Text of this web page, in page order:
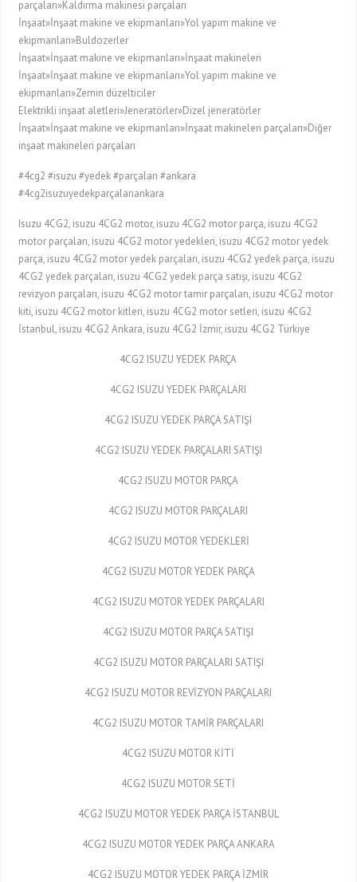
parçaları»Kaldırma makinesi parçaları
İnşaat»İnşaat makine ve ekipmanları»Yol yapım makine ve
ekipmanları»Buldozerler
İnşaat»İnşaat makine ve ekipmanları»İnşaat makineleri
İnşaat»İnşaat makine ve ekipmanları»Yol yapım makine ve
ekipmanları»Zemin düzelticiler
Elektrikli inşaat aletleri»Jeneratörler»Dizel jeneratörler
İnşaat»İnşaat makine ve ekipmanları»İnşaat makineleri parçaları»Diğer
inşaat makineleri parçaları
#4cg2 #isuzu #yedek #parçaları #ankara
#4cg2isuzuyedekparçalarıankara
Isuzu 4CG2, isuzu 4CG2 motor, isuzu 4CG2 motor parça, isuzu 4CG2
motor parçaları, isuzu 4CG2 motor yedekleri, isuzu 4CG2 motor yedek
parça, isuzu 4CG2 motor yedek parçaları, isuzu 4CG2 yedek parça, isuzu
4CG2 yedek parçaları, isuzu 4CG2 yedek parça satışı, isuzu 4CG2
revizyon parçaları, isuzu 4CG2 motor tamir parçaları, isuzu 4CG2 motor
kiti, isuzu 4CG2 motor kitleri, isuzu 4CG2 motor setleri, isuzu 4CG2
İstanbul, isuzu 4CG2 Ankara, isuzu 4CG2 İzmir, isuzu 4CG2 Türkiye
4CG2 ISUZU YEDEK PARÇA
4CG2 ISUZU YEDEK PARÇALARI
4CG2 ISUZU YEDEK PARÇA SATIŞI
4CG2 ISUZU YEDEK PARÇALARI SATIŞI
4CG2 ISUZU MOTOR PARÇA
4CG2 ISUZU MOTOR PARÇALARI
4CG2 ISUZU MOTOR YEDEKLERİ
4CG2 ISUZU MOTOR YEDEK PARÇA
4CG2 ISUZU MOTOR YEDEK PARÇALARI
4CG2 ISUZU MOTOR PARÇA SATIŞI
4CG2 ISUZU MOTOR PARÇALARI SATIŞI
4CG2 ISUZU MOTOR REVİZYON PARÇALARI
4CG2 ISUZU MOTOR TAMİR PARÇALARI
4CG2 ISUZU MOTOR KİTİ
4CG2 ISUZU MOTOR SETİ
4CG2 ISUZU MOTOR YEDEK PARÇA İSTANBUL
4CG2 ISUZU MOTOR YEDEK PARÇA ANKARA
4CG2 ISUZU MOTOR YEDEK PARÇA İZMİR